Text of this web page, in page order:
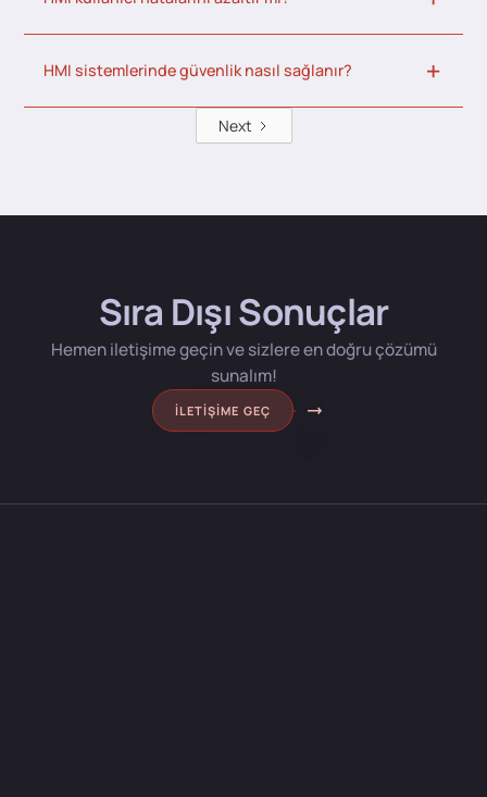
HMI sistemlerinde güvenlik nasıl sağlanır?
Next
Sıra Dışı Sonuçlar
Hemen iletişime geçin ve sizlere en doğru çözümü
sunalım!
İLETIŞIME GEÇ